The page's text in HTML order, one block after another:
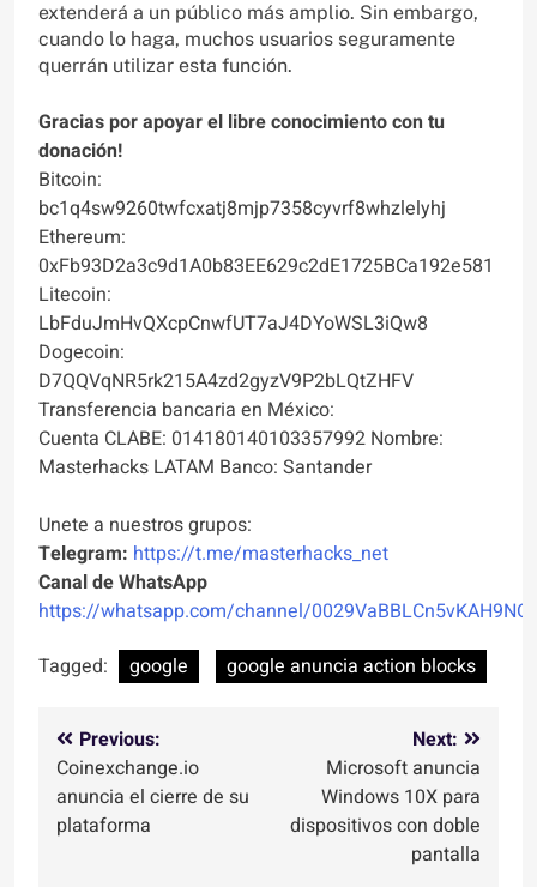
extenderá a un público más amplio. Sin embargo,
cuando lo haga, muchos usuarios seguramente
querrán utilizar esta función.
Gracias por apoyar el libre conocimiento con tu
donación!
Bitcoin:
bc1q4sw9260twfcxatj8mjp7358cyvrf8whzlelyhj
Ethereum:
0xFb93D2a3c9d1A0b83EE629c2dE1725BCa192e581
Litecoin:
LbFduJmHvQXcpCnwfUT7aJ4DYoWSL3iQw8
Dogecoin:
D7QQVqNR5rk215A4zd2gyzV9P2bLQtZHFV
Transferencia bancaria en México:
Cuenta CLABE: 014180140103357992 Nombre:
Masterhacks LATAM Banco: Santander
Unete a nuestros grupos:
Telegram: https://t.me/masterhacks_net
Canal de WhatsApp
https://whatsapp.com/channel/
Tagged:
google google anuncia action blocks
Navegación
de
entradas
Previous:
Coinexchange.io
anuncia el cierre de su
plataforma
Next:
Microsoft anuncia
Windows 10X para
dispositivos con doble
pantalla